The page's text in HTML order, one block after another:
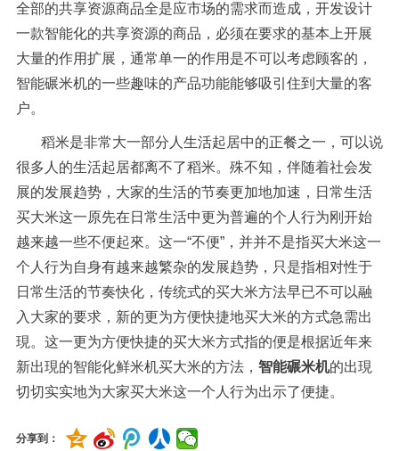
全部的共享资源商品全是应市场的需求而造成，开发设计
一款智能化的共享资源的商品，必须在要求的基本上开展
大量的作用扩展，通常单一的作用是不可以考虑顾客的，
智能碾米机的一些趣味的产品功能能够吸引住到大量的客
户。
稻米是非常大一部分人生活起居中的正餐之一，可以说
很多人的生活起居都离不了稻米。殊不知，伴随着社会发
展的发展趋势，大家的生活的节奏更加地加速，日常生活
买大米这一原先在日常生活中更为普遍的个人行为刚开始
越来越一些不便起來。这一“不便”，并并不是指买大米这一
个人行为自身有越来越繁杂的发展趋势，只是指相对性于
日常生活的节奏快化，传统式的买大米方法早已不可以融
入大家的要求，新的更为方便快捷地买大米的方式急需出
現。这一更为方便快捷的买大米方式指的便是根据近年来
新出現的智能化鲜米机买大米的方法， 智能碾米机的出現
切切实实地为大家买大米这一个人行为出示了便捷。
分享到：